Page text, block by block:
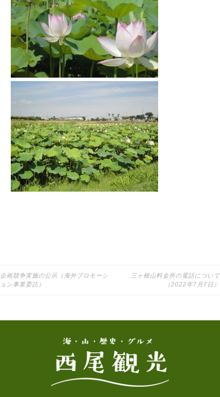
投稿ナビゲーション
企画競争実施の公示（海外プロモーシ
ョン事業委託）
三ヶ根山料金所の電話について
（2022年7月7日）